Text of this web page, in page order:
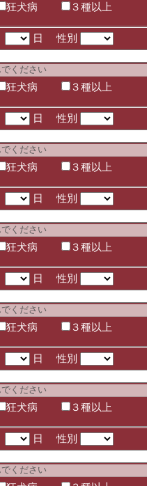
狂犬病 ３種以上
日 性別
狂犬病 ３種以上
日 性別
狂犬病 ３種以上
日 性別
狂犬病 ３種以上
日 性別
狂犬病 ３種以上
日 性別
狂犬病 ３種以上
日 性別